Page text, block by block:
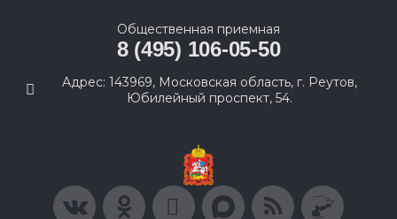
Общественная приемная
8 (495) 106-05-50
Адрес: 143969, Московская область, г. Реутов,
Юбилейный проспект, 54.